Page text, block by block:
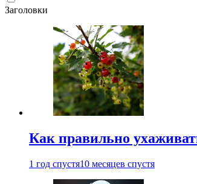
Заголовки
Как правильно
1 год спустя10 месяцев спустя